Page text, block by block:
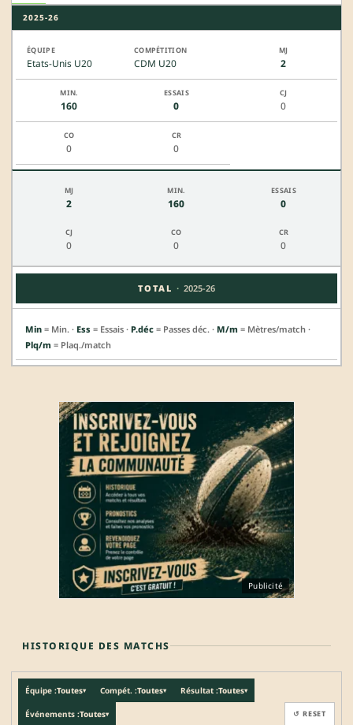
2025-26
Etats-Unis U20 CDM U20 2
160 0 0
0 0
2 160 0
0 0 0
TOTAL · 2025-26
Min = Min. · Ess = Essais · P.déc = Passes déc. · M/m = Mètres/match ·
Plq/m = Plaq./match
Publicité
HISTORIQUE DES MATCHS
Équipe :Toutes▾ Compét. :Toutes▾ Résultat :Toutes▾
Événements :Toutes▾ ↺ RESET